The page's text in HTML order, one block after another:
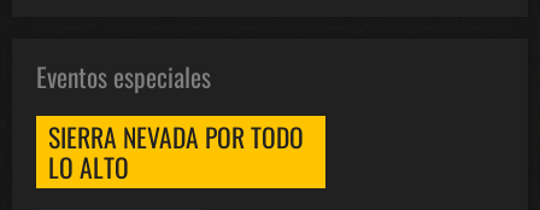
Eventos especiales
SIERRA NEVADA POR TODO
LO ALTO